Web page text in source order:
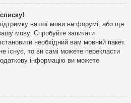
вашої мови на форумі, або ще
мову. Спробуйте запитати
необхідний вам мовний пакет.
існує, то ви самі можете перекласти
інформацію ви можете